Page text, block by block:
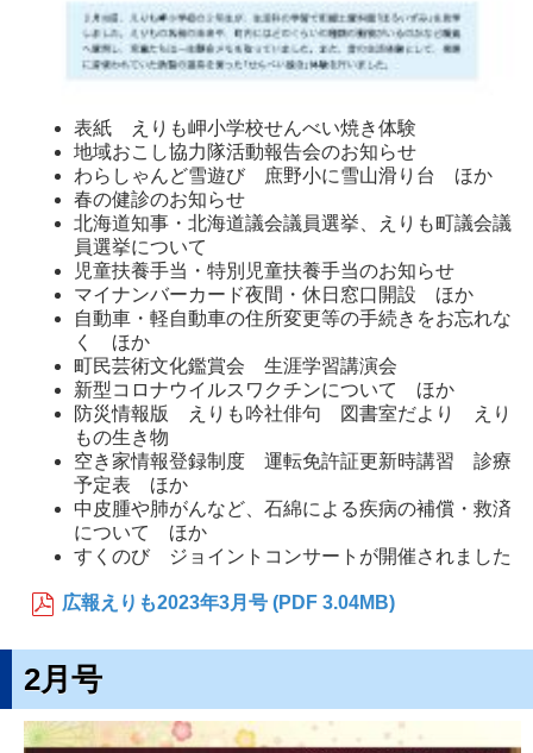
表紙 えりも岬小学校せんべい焼き体験
地域おこし協力隊活動報告会のお知らせ
わらしゃんど雪遊び 庶野小に雪山滑り台 ほか
春の健診のお知らせ
北海道知事・北海道議会議員選挙、えりも町議会議
員選挙について
児童扶養手当・特別児童扶養手当のお知らせ
マイナンバーカード夜間・休日窓口開設 ほか
自動車・軽自動車の住所変更等の手続きをお忘れな
く ほか
町民芸術文化鑑賞会 生涯学習講演会
新型コロナウイルスワクチンについて ほか
防災情報版 えりも吟社俳句 図書室だより えり
もの生き物
空き家情報登録制度 運転免許証更新時講習 診療
予定表 ほか
中皮腫や肺がんなど、石綿による疾病の補償・救済
について ほか
すくのび ジョイントコンサートが開催されました
広報えりも2023年3月号 (PDF 3.04MB)
2月号